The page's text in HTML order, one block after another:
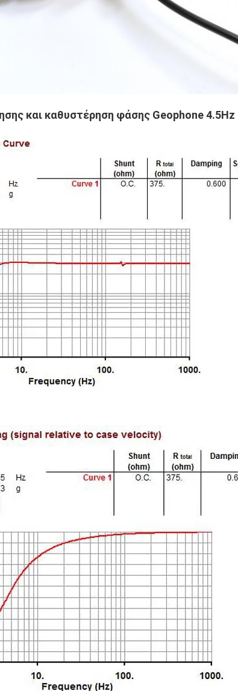
και καθυστέρηση φάσης Geophone 4.5Hz